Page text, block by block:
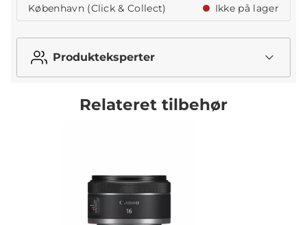
København (Click & Collect)
Ikke på lager
Produkteksperter
Relateret tilbehør